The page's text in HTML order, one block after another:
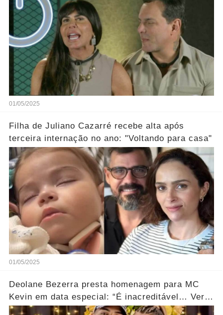
01/05/2025
Filha de Juliano Cazarré recebe alta após
terceira internação no ano: "Voltando para casa"
01/05/2025
Deolane Bezerra presta homenagem para MC
Kevin em data especial: “É inacreditável… Ver
mais